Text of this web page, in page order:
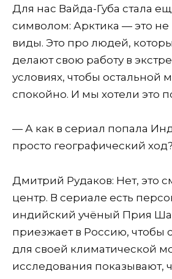
Для нас Вайда-Губа стала
символом: Арктика — это
виды. Это про людей,
делают свою работу в
условиях, чтобы остальной
спокойно. И мы хотели это
— А как в сериал попала
просто географический ход?
Дмитрий Рудаков: Нет, это
центр. В сериале есть
индийский учёный Прия
приезжает в Россию, чтобы
для своей климатической
исследования показывают,